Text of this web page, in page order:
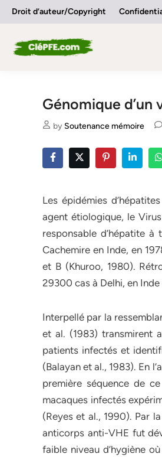
SkipDroit d’auteur/Copyright
Génomique d’un
by Soutenance mémoire
Les épidémies
agent étiologique, le Virus
responsable d’hépatite
Cachemire en Inde, en
et B (Khuroo, 1980).
29300 cas à Delhi, en
Interpellé par la
et al. (1983) transmirent
patients infectés et
(Balayan et al., 1983). En
première séquence de
macaques infectés
(Reyes et al., 1990). Par
anticorps anti-VHE fut
faible niveau d’hygiène